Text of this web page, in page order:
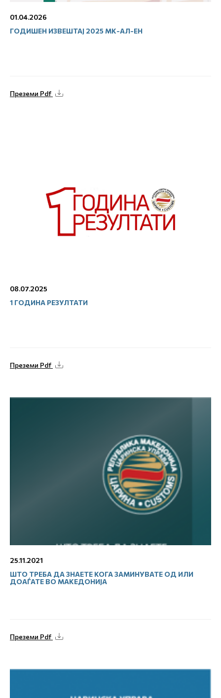
01.04.2026
ГОДИШЕН ИЗВЕШТАЈ 2025 МК-АЛ-ЕН
Преземи Pdf
08.07.2025
1 ГОДИНА РЕЗУЛТАТИ
Преземи Pdf
25.11.2021
ШТО ТРЕБА ДА ЗНАЕТЕ КОГА ЗАМИНУВАТЕ ОД ИЛИ
ДОАЃАТЕ ВО МАКЕДОНИЈА
Преземи Pdf